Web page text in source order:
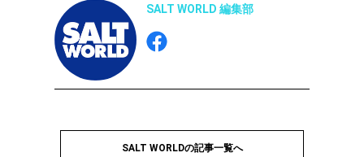
SALT WORLD 編集部
SALT WORLDの記事一覧へ